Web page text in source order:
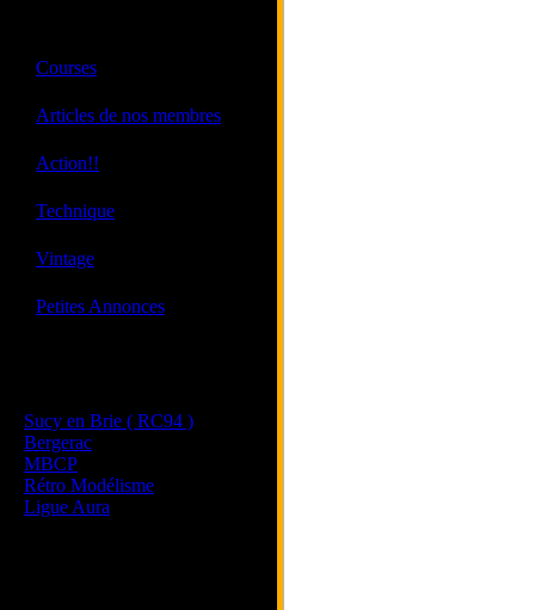
Courses
Articles de nos membres
Action!!
Technique
Vintage
Petites Annonces
Sucy en Brie ( RC94 )
Bergerac
MBCP
Rétro Modélisme
Ligue Aura